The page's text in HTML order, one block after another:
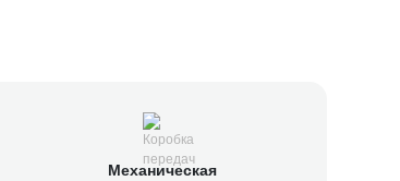
Механическая